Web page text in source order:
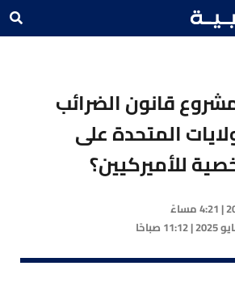
قانون الضرائب
المتحدة على
للأميركيين؟